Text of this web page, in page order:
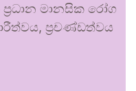
මානසික රෝග
ප්‍රචණ්ඩත්වය